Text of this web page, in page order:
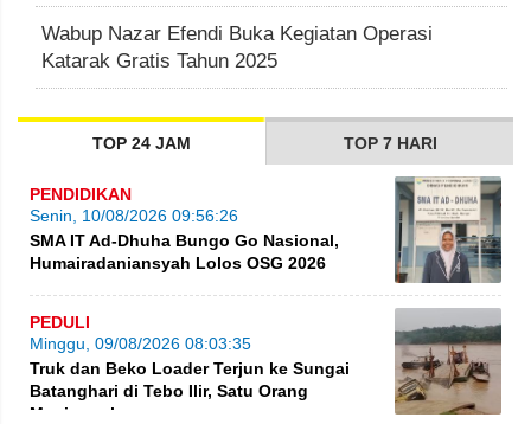
Wabup Nazar Efendi Buka Kegiatan Operasi
Katarak Gratis Tahun 2025
TOP 24 JAM TOP 7 HARI
PENDIDIKAN
Senin, 10/08/2026 09:56:26
SMA IT Ad-Dhuha Bungo Go Nasional,
Humairadaniansyah Lolos OSG 2026
PEDULI
Minggu, 09/08/2026 08:03:35
Truk dan Beko Loader Terjun ke Sungai
Batanghari di Tebo Ilir, Satu Orang
Meninggal